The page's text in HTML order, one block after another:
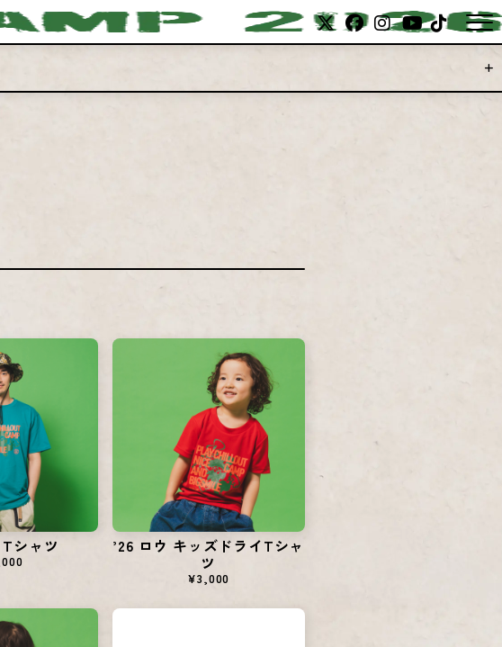
Tシャツ ’26 ロウ キッズドライTシャ
ツ
¥3,000